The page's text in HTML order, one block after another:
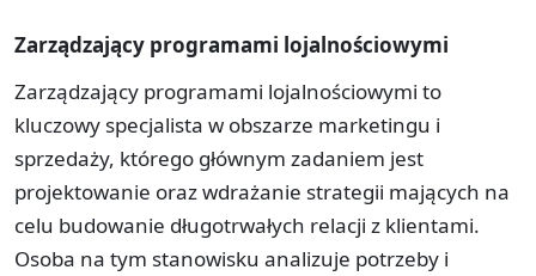
Zarządzający programami lojalnościowymi
Zarządzający programami lojalnościowymi to
kluczowy specjalista w obszarze marketingu i
sprzedaży, którego głównym zadaniem jest
projektowanie oraz wdrażanie strategii mających na
celu budowanie długotrwałych relacji z klientami.
Osoba na tym stanowisku analizuje potrzeby i